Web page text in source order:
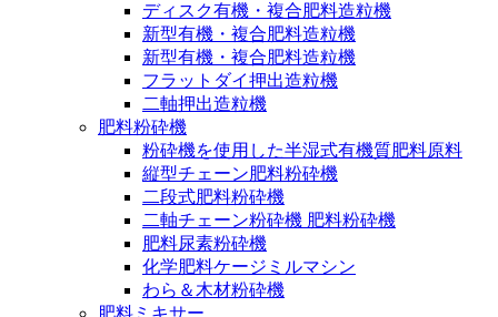
ディスク有機・複合肥料造粒機
新型有機・複合肥料造粒機
新型有機・複合肥料造粒機
フラットダイ押出造粒機
二軸押出造粒機
肥料粉砕機
粉砕機を使用した半湿式有機質肥料原料
縦型チェーン肥料粉砕機
二段式肥料粉砕機
二軸チェーン粉砕機 肥料粉砕機
肥料尿素粉砕機
化学肥料ケージミルマシン
わら＆木材粉砕機
肥料ミキサー